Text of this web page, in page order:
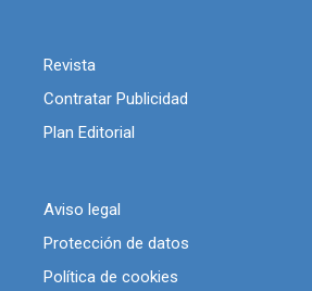
Revista
Contratar Publicidad
Plan Editorial
Aviso legal
Protección de datos
Política de cookies